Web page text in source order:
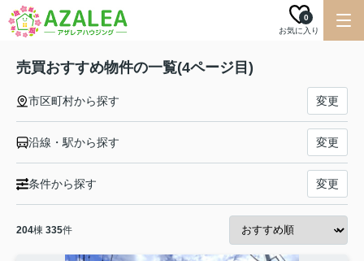
お気に入り
0
売買おすすめ物件の一覧(4ページ目)
市区町村から探す 変更
沿線・駅から探す 変更
条件から探す 変更
204棟 335件